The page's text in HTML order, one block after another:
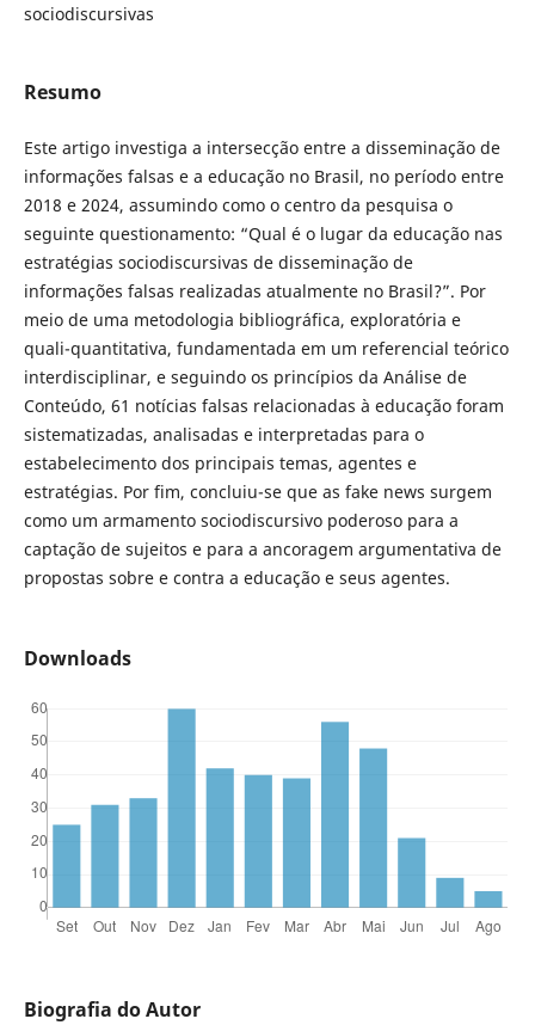
sociodiscursivas
Resumo
Este artigo investiga a intersecção entre a disseminação de
informações falsas e a educação no Brasil, no período entre
2018 e 2024, assumindo como o centro da pesquisa o
seguinte questionamento: “Qual é o lugar da educação nas
estratégias sociodiscursivas de disseminação de
informações falsas realizadas atualmente no Brasil?”. Por
meio de uma metodologia bibliográfica, exploratória e
quali-quantitativa, fundamentada em um referencial teórico
interdisciplinar, e seguindo os princípios da Análise de
Conteúdo, 61 notícias falsas relacionadas à educação foram
sistematizadas, analisadas e interpretadas para o
estabelecimento dos principais temas, agentes e
estratégias. Por fim, concluiu-se que as fake news surgem
como um armamento sociodiscursivo poderoso para a
captação de sujeitos e para a ancoragem argumentativa de
propostas sobre e contra a educação e seus agentes.
Downloads
Biografia do Autor